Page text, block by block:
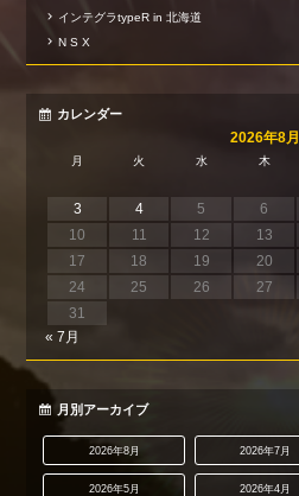
インテグラtypeR in 北海道
N S X
カレンダー
2026年8月
月 火 水 木
3
4 5 6
10
11 12 13
17
18 19 20
24
25 26 27
31
« 7月
月別アーカイブ
2026年8月 2026年7月
2026年5月 2026年4月